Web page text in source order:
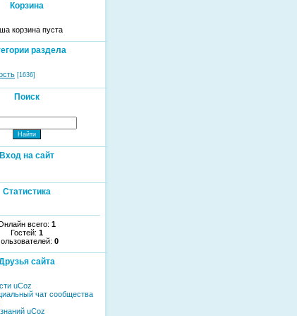
Корзина
корзина пуста
раздела
[1636]
Поиск
Вход на сайт
Статистика
всего: 1
Гостей: 1
0
сайта
uCoz
чат сообщества
uCoz